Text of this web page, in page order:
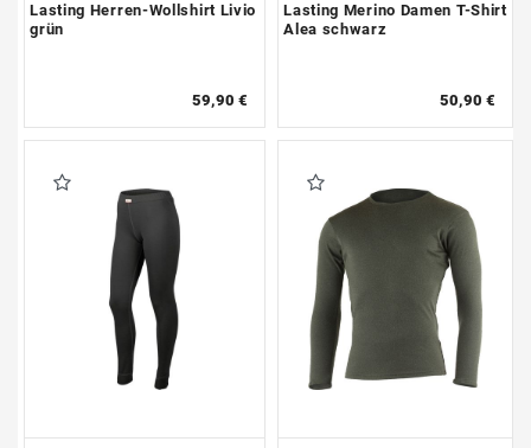
Lasting Herren-Wollshirt Livio
grün
59,90 €
Lasting Merino Damen T-Shirt
Alea schwarz
50,90 €